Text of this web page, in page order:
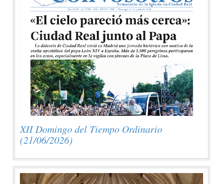
XII Domingo del Tiempo Ordinario
(21/06/2026)